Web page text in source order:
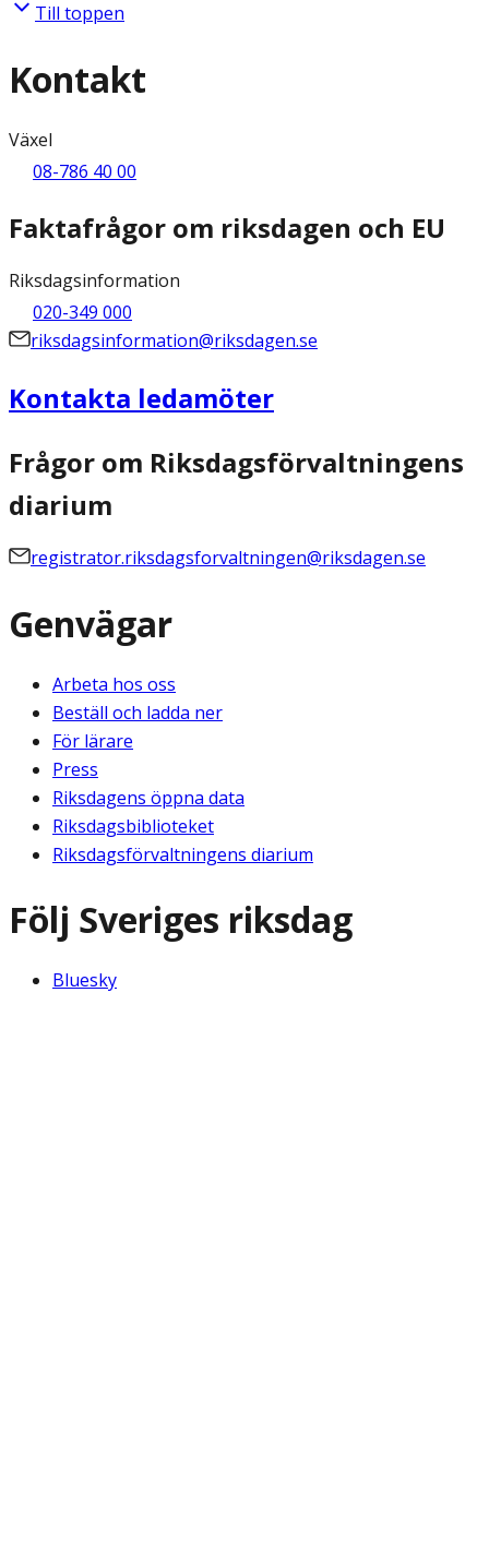
Till toppen
Kontakt
Växel
08-786 40 00
Faktafrågor om riksdagen och EU
Riksdagsinformation
020-349 000
riksdagsinformation@riksdagen.se
Kontakta ledamöter
Frågor om Riksdagsförvaltningens
diarium
registrator.riksdagsforvaltningen@riksdagen.se
Genvägar
Arbeta hos oss
Beställ och ladda ner
För lärare
Press
Riksdagens öppna data
Riksdagsbiblioteket
Riksdagsförvaltningens diarium
Följ Sveriges riksdag
Bluesky